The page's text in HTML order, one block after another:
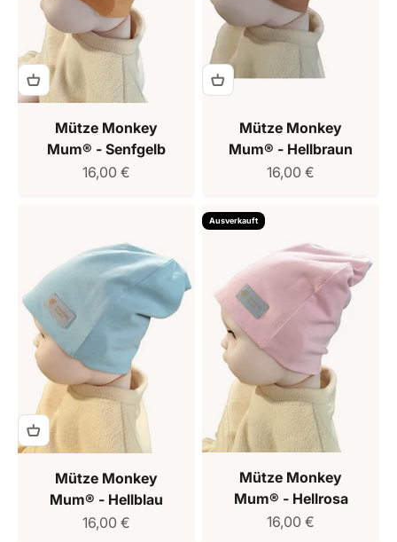
Mütze Monkey
Mum® - Senfgelb
Verkaufspreis
16,00 €
Mütze Monkey
Mum® - Hellbraun
Verkaufspreis
16,00 €
Mütze Monkey
Mum® - Hellblau
Verkaufspreis
16,00 €
Ausverkauft
Mütze Monkey
Mum® - Hellrosa
Verkaufspreis
16,00 €